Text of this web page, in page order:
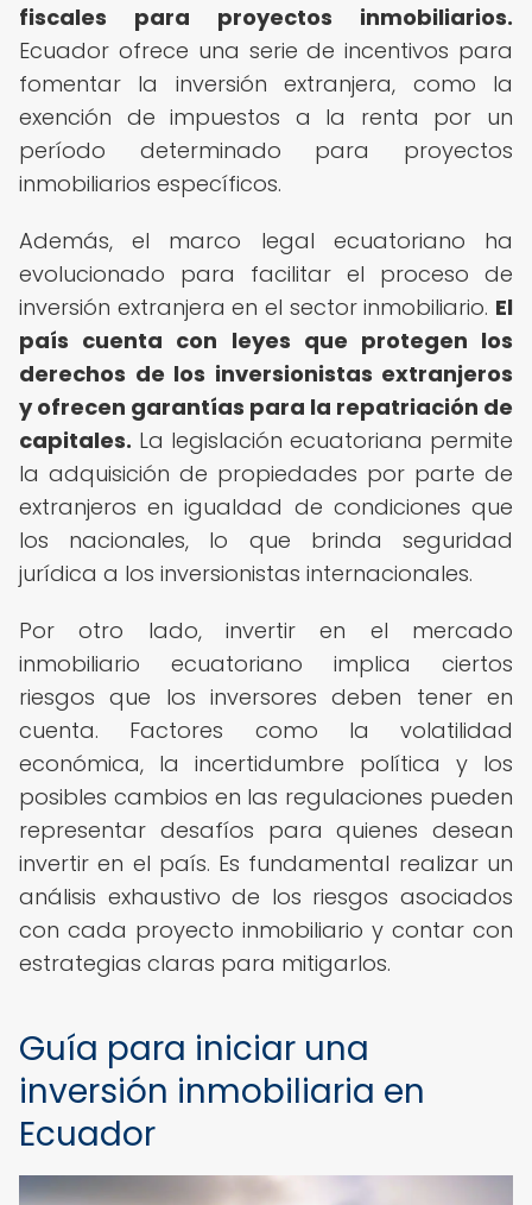
fiscales para proyectos inmobiliarios.
Ecuador ofrece una serie de incentivos para
fomentar la inversión extranjera, como la
exención de impuestos a la renta por un
período determinado para proyectos
inmobiliarios específicos.
Además, el marco legal ecuatoriano ha
evolucionado para facilitar el proceso de
inversión extranjera en el sector inmobiliario. El
país cuenta con leyes que protegen los
derechos de los inversionistas extranjeros
y ofrecen garantías para la repatriación de
capitales. La legislación ecuatoriana permite
la adquisición de propiedades por parte de
extranjeros en igualdad de condiciones que
los nacionales, lo que brinda seguridad
jurídica a los inversionistas internacionales.
Por otro lado, invertir en el mercado
inmobiliario ecuatoriano implica ciertos
riesgos que los inversores deben tener en
cuenta. Factores como la volatilidad
económica, la incertidumbre política y los
posibles cambios en las regulaciones pueden
representar desafíos para quienes desean
invertir en el país. Es fundamental realizar un
análisis exhaustivo de los riesgos asociados
con cada proyecto inmobiliario y contar con
estrategias claras para mitigarlos.
Guía para iniciar una
inversión inmobiliaria en
Ecuador